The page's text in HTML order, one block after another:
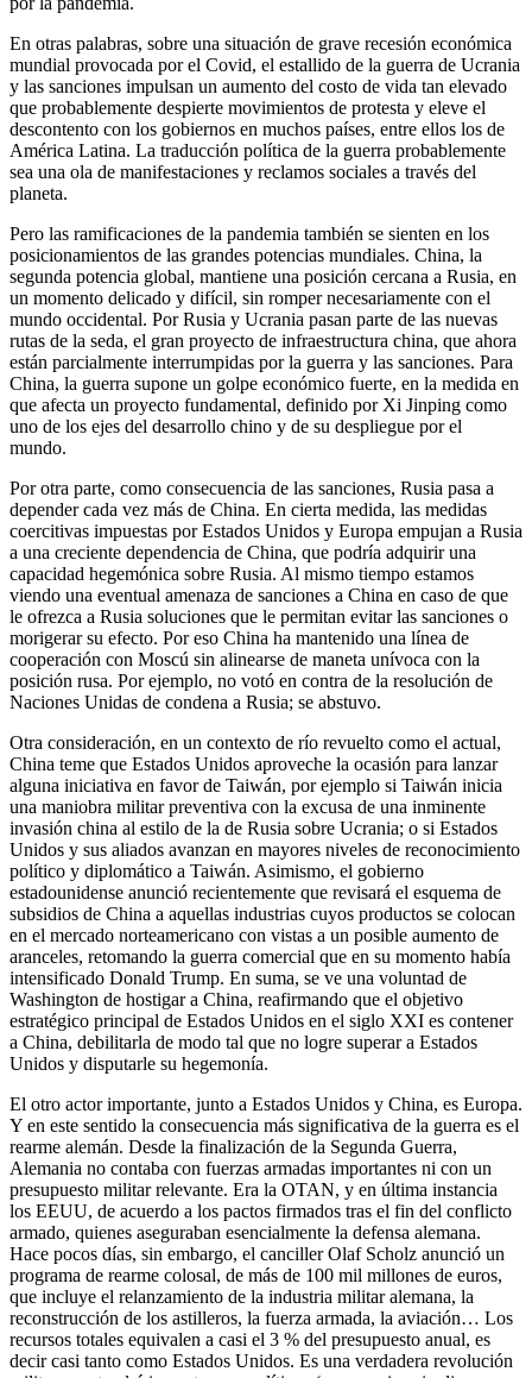
En otras palabras, sobre una situación de grave recesión económica
mundial provocada por el Covid, el estallido de la guerra de Ucrania
y las sanciones impulsan un aumento del costo de vida tan elevado
que probablemente despierte movimientos de protesta y eleve el
descontento con los gobiernos en muchos países, entre ellos los de
América Latina. La traducción política de la guerra probablemente
sea una ola de manifestaciones y reclamos sociales a través del
planeta.
Pero las ramificaciones de la pandemia también se sienten en los
posicionamientos de las grandes potencias mundiales. China, la
segunda potencia global, mantiene una posición cercana a Rusia, en
un momento delicado y difícil, sin romper necesariamente con el
mundo occidental. Por Rusia y Ucrania pasan parte de las nuevas
rutas de la seda, el gran proyecto de infraestructura china, que ahora
están parcialmente interrumpidas por la guerra y las sanciones. Para
China, la guerra supone un golpe económico fuerte, en la medida en
que afecta un proyecto fundamental, definido por Xi Jinping como
uno de los ejes del desarrollo chino y de su despliegue por el
mundo.
Por otra parte, como consecuencia de las sanciones, Rusia pasa a
depender cada vez más de China. En cierta medida, las medidas
coercitivas impuestas por Estados Unidos y Europa empujan a Rusia
a una creciente dependencia de China, que podría adquirir una
capacidad hegemónica sobre Rusia. Al mismo tiempo estamos
viendo una eventual amenaza de sanciones a China en caso de que
le ofrezca a Rusia soluciones que le permitan evitar las sanciones o
morigerar su efecto. Por eso China ha mantenido una línea de
cooperación con Moscú sin alinearse de maneta unívoca con la
posición rusa. Por ejemplo, no votó en contra de la resolución de
Naciones Unidas de condena a Rusia; se abstuvo.
Otra consideración, en un contexto de río revuelto como el actual,
China teme que Estados Unidos aproveche la ocasión para lanzar
alguna iniciativa en favor de Taiwán, por ejemplo si Taiwán inicia
una maniobra militar preventiva con la excusa de una inminente
invasión china al estilo de la de Rusia sobre Ucrania; o si Estados
Unidos y sus aliados avanzan en mayores niveles de reconocimiento
político y diplomático a Taiwán. Asimismo, el gobierno
estadounidense anunció recientemente que revisará el esquema de
subsidios de China a aquellas industrias cuyos productos se colocan
en el mercado norteamericano con vistas a un posible aumento de
aranceles, retomando la guerra comercial que en su momento había
intensificado Donald Trump. En suma, se ve una voluntad de
Washington de hostigar a China, reafirmando que el objetivo
estratégico principal de Estados Unidos en el siglo XXI es contener
a China, debilitarla de modo tal que no logre superar a Estados
Unidos y disputarle su hegemonía.
El otro actor importante, junto a Estados Unidos y China, es Europa.
Y en este sentido la consecuencia más significativa de la guerra es el
rearme alemán. Desde la finalización de la Segunda Guerra,
Alemania no contaba con fuerzas armadas importantes ni con un
presupuesto militar relevante. Era la OTAN, y en última instancia
los EEUU, de acuerdo a los pactos firmados tras el fin del conflicto
armado, quienes aseguraban esencialmente la defensa alemana.
Hace pocos días, sin embargo, el canciller Olaf Scholz anunció un
programa de rearme colosal, de más de 100 mil millones de euros,
que incluye el relanzamiento de la industria militar alemana, la
reconstrucción de los astilleros, la fuerza armada, la aviación… Los
recursos totales equivalen a casi el 3 % del presupuesto anual, es
decir casi tanto como Estados Unidos. Es una verdadera revolución